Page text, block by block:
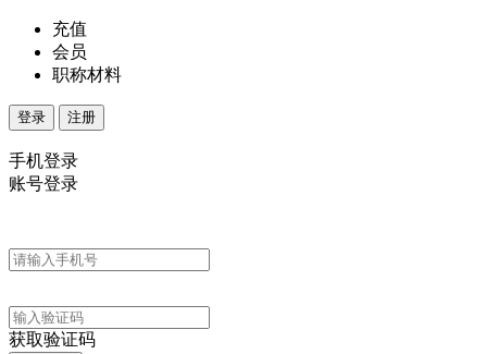
充值
会员
职称材料
登录 注册
手机登录
账号登录
获取验证码